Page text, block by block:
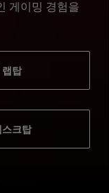
게이밍 경험을
탑
크탑